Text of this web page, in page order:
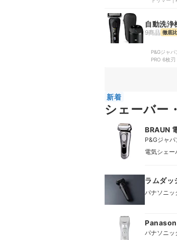
自動洗浄
9商品 徹底
P&Gジャ
新着
シェーバー
BRAUN
P&Gジャパ
電気シェー
ラムダッ
パナソニッ
パナソニッ